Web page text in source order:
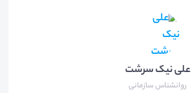
علی نیک سرشت
روانشناس سازمانی